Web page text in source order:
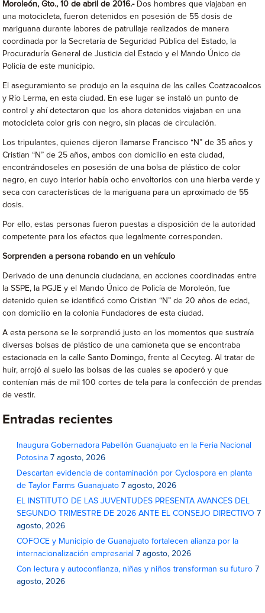
Moroleón, Gto., 10 de abril de 2016.-Dos hombres que viajaban en
una motocicleta, fueron detenidos en posesión de 55 dosis de
mariguana durante labores de patrullaje realizados de manera
coordinada por la Secretaría de Seguridad Pública del Estado, la
Procuraduría General de Justicia del Estado y el Mando Único de
Policía de este municipio.
El aseguramiento se produjo en la esquina de las calles Coatzacoalcos
y Río Lerma, en esta ciudad. En ese lugar se instaló un punto de
control y ahí detectaron que los ahora detenidos viajaban en una
motocicleta color gris con negro, sin placas de circulación.
Los tripulantes, quienes dijeron llamarse Francisco “N” de 35 años y
Cristian “N” de 25 años, ambos con domicilio en esta ciudad,
encontrándoseles en posesión de una bolsa de plástico de color
negro, en cuyo interior había ocho envoltorios con una hierba verde y
seca con características de la mariguana para un aproximado de 55
dosis.
Por ello, estas personas fueron puestas a disposición de la autoridad
competente para los efectos que legalmente corresponden.
Sorprenden a persona robando en un vehículo
Derivado de una denuncia ciudadana, en acciones coordinadas entre
la SSPE, la PGJE y el Mando Único de Policía de Moroleón, fue
detenido quien se identificó como Cristian “N” de 20 años de edad,
con domicilio en la colonia Fundadores de esta ciudad.
A esta persona se le sorprendió justo en los momentos que sustraía
diversas bolsas de plástico de una camioneta que se encontraba
estacionada en la calle Santo Domingo, frente al Cecyteg. Al tratar de
huir, arrojó al suelo las bolsas de las cuales se apoderó y que
contenían más de mil 100 cortes de tela para la confección de prendas
de vestir.
Entradas recientes
Inaugura Gobernadora Pabellón Guanajuato en la Feria Nacional
Potosina 7 agosto, 2026
Descartan evidencia de contaminación por Cyclospora en planta
de Taylor Farms Guanajuato 7 agosto, 2026
EL INSTITUTO DE LAS JUVENTUDES PRESENTA AVANCES DEL
SEGUNDO TRIMESTRE DE 2026 ANTE EL CONSEJO DIRECTIVO 7
agosto, 2026
COFOCE y Municipio de Guanajuato fortalecen alianza por la
internacionalización empresarial 7 agosto, 2026
Con lectura y autoconfianza, niñas y niños transforman su futuro 7
agosto, 2026